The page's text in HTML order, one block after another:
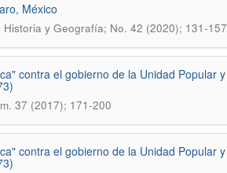
México
Historia y Geografí­a; No. 42 (2020); 131-157
contra el gobierno de la Unidad Popular
37 (2017); 171-200
contra el gobierno de la Unidad Popular